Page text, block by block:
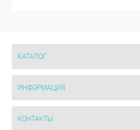
КАТАЛОГ
ИНФОРМАЦИЯ
КОНТАКТЫ